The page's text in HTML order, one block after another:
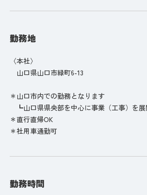
勤務地
〈本社〉
山口県山口市緑町6-13
＊山口市内での勤務となります
┗山口県県央部を中心に事業（工事）を展
＊直行直帰OK
＊社用車通勤可
勤務時間